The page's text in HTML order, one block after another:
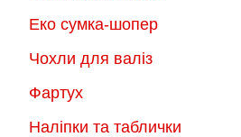
Еко сумка-шопер
Чохли для валіз
Фартух
Наліпки та таблички